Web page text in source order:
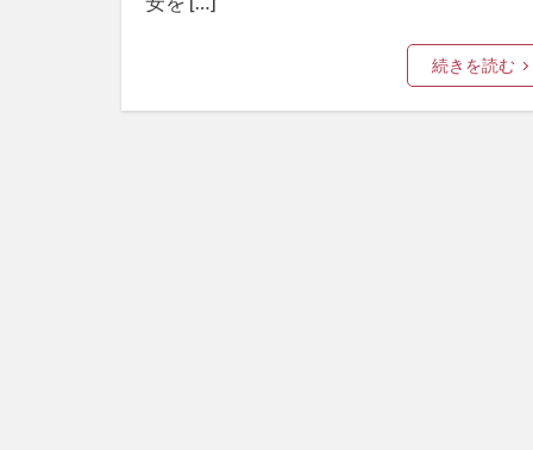
続きを読む